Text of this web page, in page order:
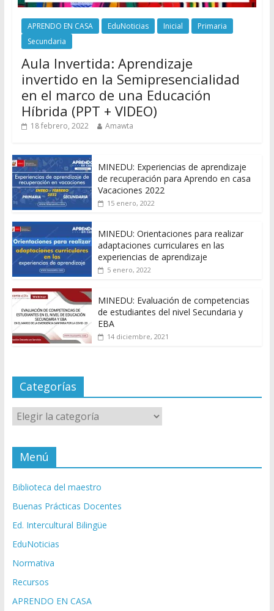
APRENDO EN CASA EduNoticias Inicial
Primaria
Secundaria
Aula Invertida: Aprendizaje
invertido en la Semipresencialidad
en el marco de una Educación
Híbrida (PPT + VIDEO)
18 febrero, 2022 Amawta
MINEDU: Experiencias de aprendizaje
de recuperación para Aprendo en casa
Vacaciones 2022
15 enero, 2022
MINEDU: Orientaciones para realizar
adaptaciones curriculares en las
experiencias de aprendizaje
5 enero, 2022
MINEDU: Evaluación de competencias
de estudiantes del nivel Secundaria y
EBA
14 diciembre, 2021
Categorías
Categorías
Menú
Biblioteca del maestro
Buenas Prácticas Docentes
Ed. Intercultural Bilingüe
EduNoticias
Normativa
Recursos
APRENDO EN CASA